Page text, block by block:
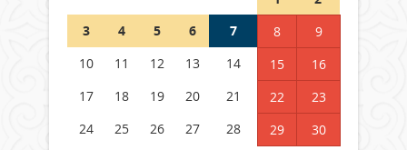
Германия аптап ыстыққа
бастады
04 тамыз 2026 ж.
3
4 5 6 7 8
9
10
11 12 13 14 15
16
17
18 19 20 21 22
23
24
25 26 27 28 29
30